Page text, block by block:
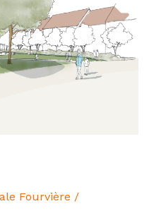
Fourvière /